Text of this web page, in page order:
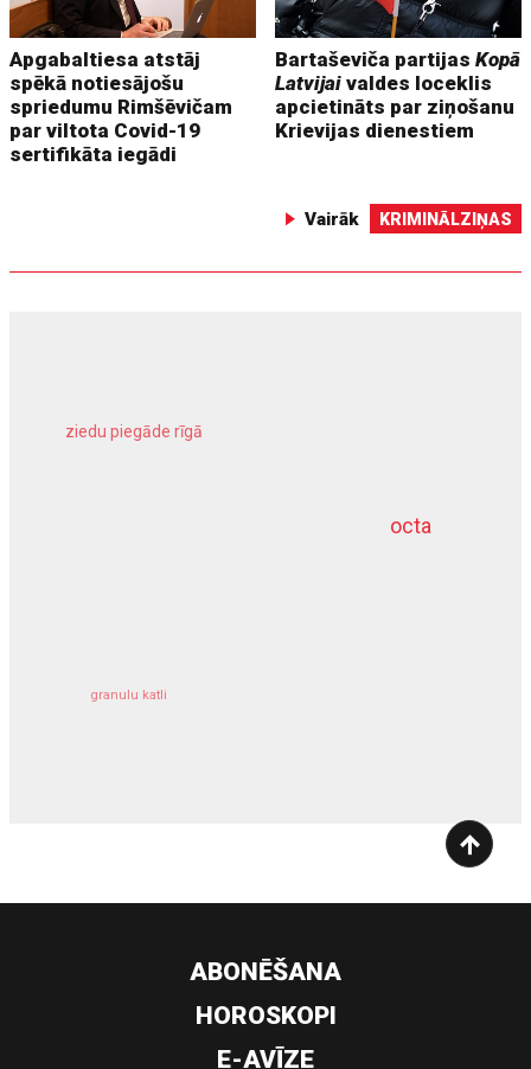
Apgabaltiesa atstāj
spēkā notiesājošu
spriedumu Rimšēvičam
par viltota Covid-19
sertifikāta iegādi
Bartaševiča partijasKopā
Latvijai valdes loceklis
apcietināts par ziņošanu
Krievijas dienestiem
Vairāk KRIMINĀLZIŅAS
octa
ziedu piegāde rīgā
granulu katli
dziļurbums
ABONĒŠANA
HOROSKOPI
E-AVĪZE